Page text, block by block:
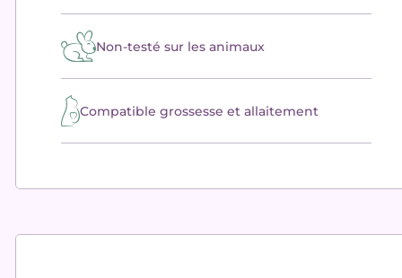
Non-testé sur les animaux
Compatible grossesse et allaitement